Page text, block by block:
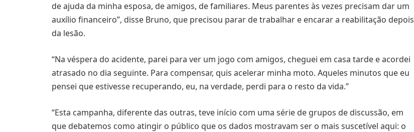
de ajuda da minha esposa, de amigos, de familiares. Meus parentes às vezes precisam dar um
auxílio financeiro”, disse Bruno, que precisou parar de trabalhar e encarar a reabilitação depois
da lesão.
“Na véspera do acidente, parei para ver um jogo com amigos, cheguei em casa tarde e acordei
atrasado no dia seguinte. Para compensar, quis acelerar minha moto. Aqueles minutos que eu
pensei que estivesse recuperando, eu, na verdade, perdi para o resto da vida.”
“Esta campanha, diferente das outras, teve início com uma série de grupos de discussão, em
que debatemos como atingir o público que os dados mostravam ser o mais suscetível aqui: o